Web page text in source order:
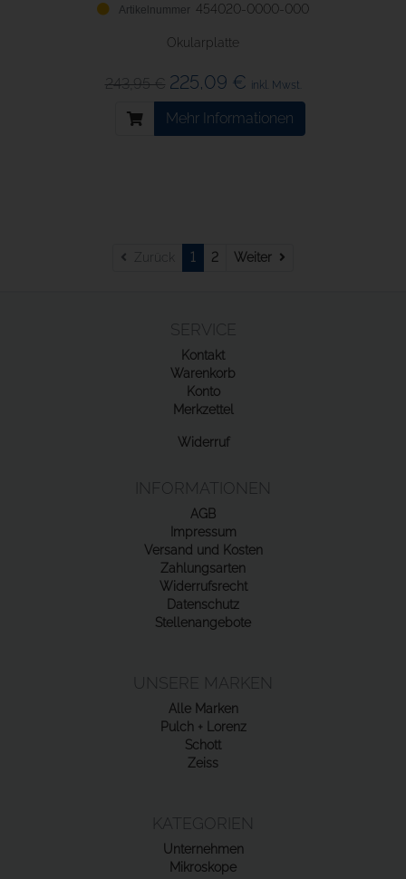
454020-0000-000
Okularplatte
243,95 € 225,09 € inkl. Mwst.
Mehr Informationen
Zurück 1 2 Weiter
SERVICE
Kontakt
Warenkorb
Konto
Merkzettel
Widerruf
INFORMATIONEN
AGB
Impressum
Versand und Kosten
Zahlungsarten
Widerrufsrecht
Datenschutz
Stellenangebote
UNSERE MARKEN
Alle Marken
Pulch + Lorenz
Schott
Zeiss
KATEGORIEN
Unternehmen
Mikroskope